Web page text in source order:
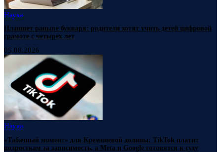
Наука
Планшет раньше букваря: родители хотят учить детей цифровой
грамоте с четырех лет
05.08.2026
Наука
«Табачный момент» для Кремниевой долины: TikTok платит
подросткам за зависимость, а Meta и Google готовятся к суду